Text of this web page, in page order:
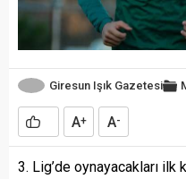
Giresun Işık Gazetesi
A+ A-
3. Lig’de oynayacakları ilk